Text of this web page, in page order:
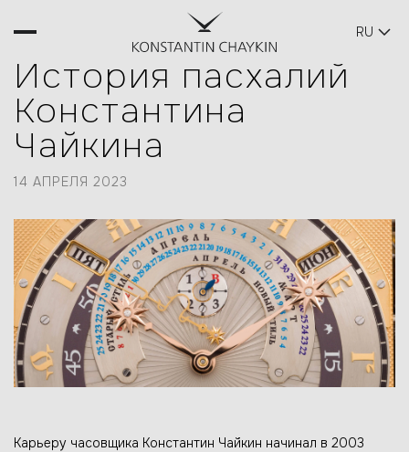
RU
История пасхалий
Константина
Чайкина
14 АПРЕЛЯ 2023
Карьеру часовщика Константин Чайкин начинал в 2003